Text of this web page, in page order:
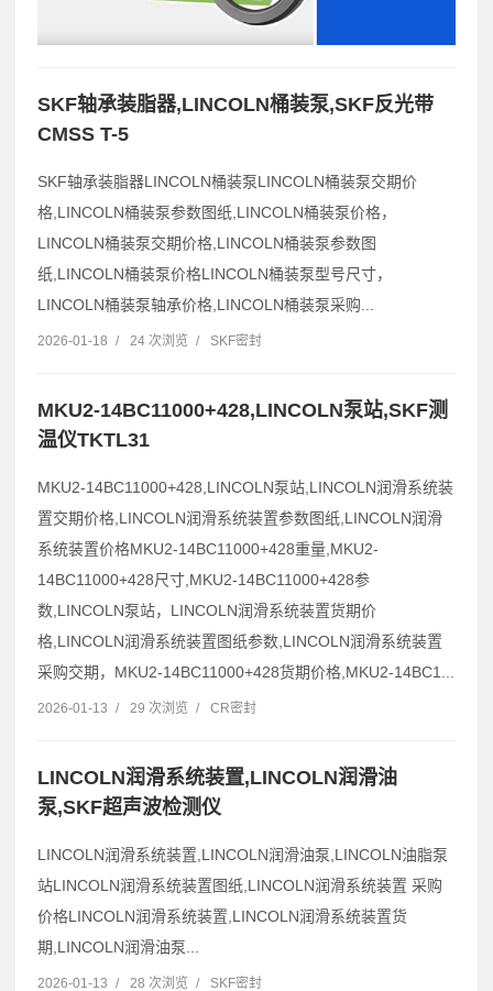
SKF轴承装脂器,LINCOLN桶装泵,SKF反光带
CMSS T-5
SKF轴承装脂器LINCOLN桶装泵LINCOLN桶装泵交期价
格,LINCOLN桶装泵参数图纸,LINCOLN桶装泵价格，
LINCOLN桶装泵交期价格,LINCOLN桶装泵参数图
纸,LINCOLN桶装泵价格LINCOLN桶装泵型号尺寸，
LINCOLN桶装泵轴承价格,LINCOLN桶装泵采购...
2026-01-18 / 24 次浏览 / SKF密封
MKU2-14BC11000+428,LINCOLN泵站,SKF测
温仪TKTL31
MKU2-14BC11000+428,LINCOLN泵站,LINCOLN润滑系统装
置交期价格,LINCOLN润滑系统装置参数图纸,LINCOLN润滑
系统装置价格MKU2-14BC11000+428重量,MKU2-
14BC11000+428尺寸,MKU2-14BC11000+428参
数,LINCOLN泵站，LINCOLN润滑系统装置货期价
格,LINCOLN润滑系统装置图纸参数,LINCOLN润滑系统装置
采购交期，MKU2-14BC11000+428货期价格,MKU2-14BC1...
2026-01-13 / 29 次浏览 / CR密封
LINCOLN润滑系统装置,LINCOLN润滑油
泵,SKF超声波检测仪
LINCOLN润滑系统装置,LINCOLN润滑油泵,LINCOLN油脂泵
站LINCOLN润滑系统装置图纸,LINCOLN润滑系统装置 采购
价格LINCOLN润滑系统装置,LINCOLN润滑系统装置货
期,LINCOLN润滑油泵...
2026-01-13 / 28 次浏览 / SKF密封